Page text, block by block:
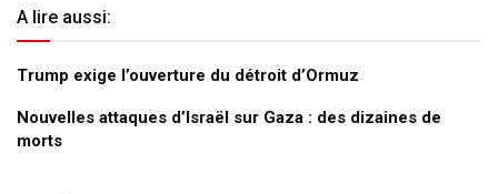
A lire aussi:
Trump exige l’ouverture du détroit d’Ormuz
Nouvelles attaques d’Israël sur Gaza : des dizaines de
morts